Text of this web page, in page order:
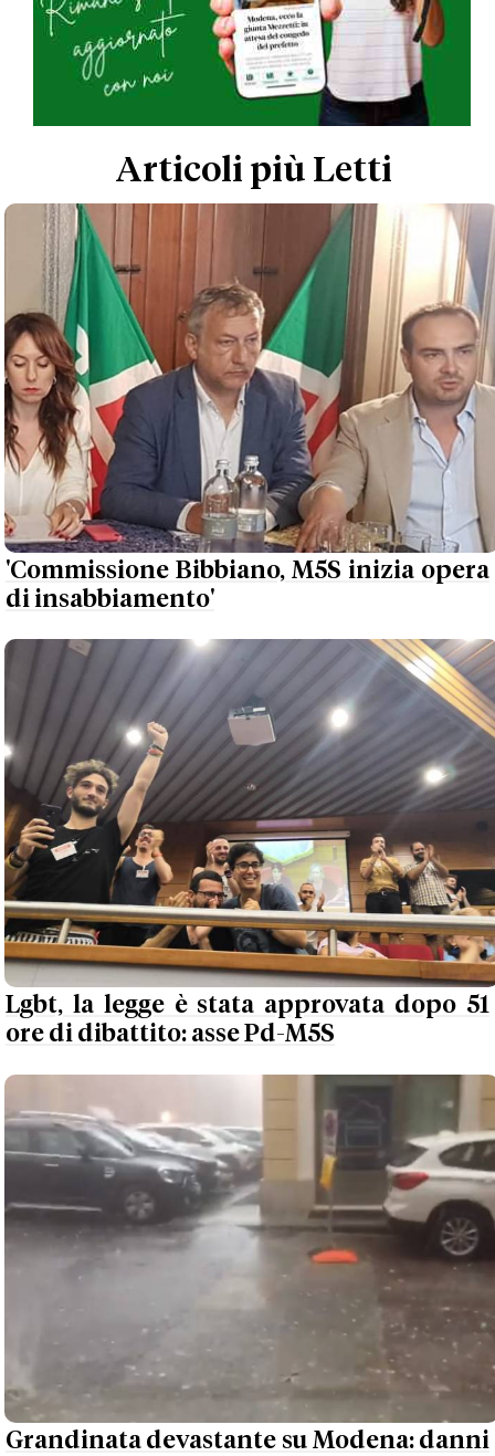
Articoli più Letti
'Commissione Bibbiano, M5S inizia opera
di insabbiamento'
Lgbt, la legge è stata approvata dopo 51
ore di dibattito: asse Pd-M5S
Grandinata devastante su Modena: danni